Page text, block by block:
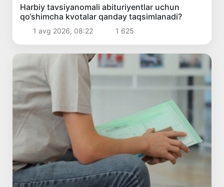
Harbiy tavsiyanomali abituriyentlar uchun
qo‘shimcha kvotalar qanday taqsimlanadi?
1 avg 2026, 08:22 1 625